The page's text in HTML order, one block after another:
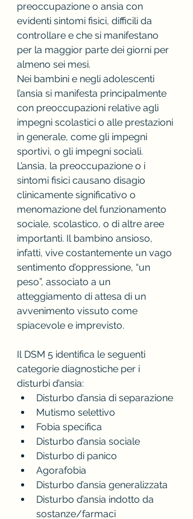
preoccupazione o ansia con
evidenti sintomi fisici, difficili da
controllare e che si manifestano
per la maggior parte dei giorni per
almeno sei mesi.
Nei bambini e negli adolescenti
l’ansia si manifesta principalmente
con preoccupazioni relative agli
impegni scolastici o alle prestazioni
in generale, come gli impegni
sportivi, o gli impegni sociali.
L’ansia, la preoccupazione o i
sintomi fisici causano disagio
clinicamente significativo o
menomazione del funzionamento
sociale, scolastico, o di altre aree
importanti. Il bambino ansioso,
infatti, vive costantemente un vago
sentimento d’oppressione, “un
peso”, associato a un
atteggiamento di attesa di un
avvenimento vissuto come
spiacevole e imprevisto.
Il DSM 5 identifica le seguenti
categorie diagnostiche per i
disturbi d’ansia:
Disturbo d’ansia di separazione
Mutismo selettivo
Fobia specifica
Disturbo d’ansia sociale
Disturbo di panico
Agorafobia
Disturbo d’ansia generalizzata
Disturbo d’ansia indotto da
sostanze/farmaci